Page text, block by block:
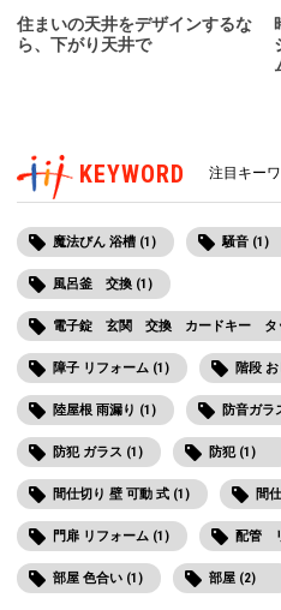
住まいの天井をデザインするな
ら、下がり天井で
KEYWORD 注目キー
魔法びん 浴槽 (1) 騒音 (1)
風呂釜 交換 (1)
電子錠 玄関 交換 カードキー タ
障子 リフォーム (1) 階段
陸屋根 雨漏り (1) 防音ガラ
防犯 ガラス (1) 防犯 (1)
間仕切り 壁 可動 式 (1) 間
門扉 リフォーム (1) 配管
部屋 色合い (1) 部屋 (2)